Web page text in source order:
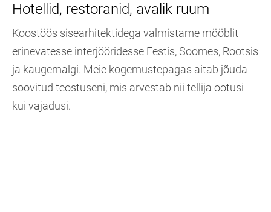
Hotellid, restoranid, avalik ruum
Koostöös sisearhitektidega valmistame mööblit
erinevatesse interjööridesse Eestis, Soomes, Rootsis
ja kaugemalgi. Meie kogemustepagas aitab jõuda
soovitud teostuseni, mis arvestab nii tellija ootusi
kui vajadusi.